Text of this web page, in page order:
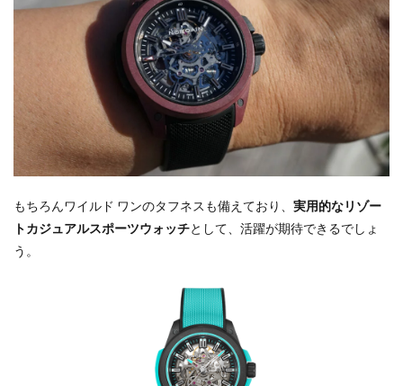
もちろんワイルド ワンのタフネスも備えており、 実用的なリゾー
トカジュアルスポーツウォッチとして、活躍が期待できるでしょ
う。